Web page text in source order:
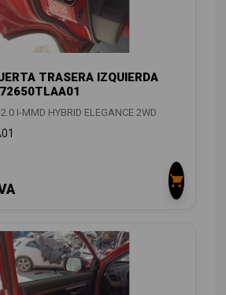
TRASERA IZQUIERDA
I-MMD HYBRID ELEGANCE 2WD